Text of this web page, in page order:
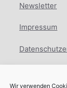
Wir verwenden
Newsletter
Impressum